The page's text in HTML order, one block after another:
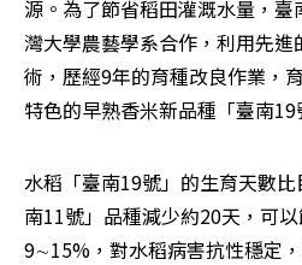
源。為了節省稻田灌溉水量，
灣大學農藝學系合作，利用先
術，歷經9年的育種改良作業，
特色的早熟香米新品種「臺南19
水稻「臺南19號」的生育天數
南11號」品種減少約20天，可
9∼15%，對水稻病害抗性穩定